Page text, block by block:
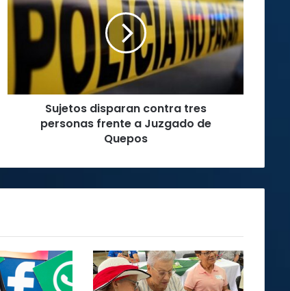
contra
personas
de
Sujetos disparan contra tres
personas frente a Juzgado de
Quepos